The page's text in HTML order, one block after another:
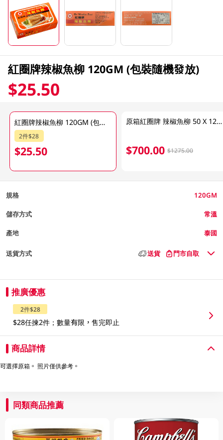
紅圈牌辣椒魚柳 120GM (包裝隨機發放)
$25.50
紅圈牌辣椒魚柳 120GM (包裝隨機發放)
2件$28
$25.50
原箱紅圈牌 辣椒魚柳 50 X 120 GM
$700.00 $1275.00
規格 120GM
儲存方式 常溫
產地 泰國
送貨方式 送貨 門市自取
推廣優惠
2件$28
$28任揀2件；數量有限，售完即止
商品詳情
可選擇原箱。 照片僅供參考。
同類商品推薦